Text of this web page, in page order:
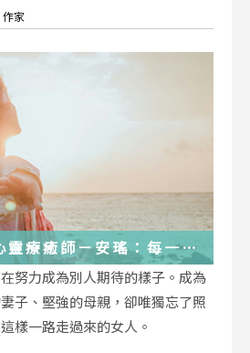
作家
靈療癒師－安瑤：每一段
重生的起點
努力成為別人期待的樣子。成為
子、堅強的母親，卻唯獨忘了照
樣一路走過來的女人。